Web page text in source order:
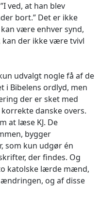
ved, at han blev
bort.” Det er ikke
være enhver synd,
kan der ikke være tvivl
udvalgt nogle få af de
i Bibelens ordlyd, men
der er sket med
danske overs.
at læse KJ. De
bygger
som kun udgør én
der findes. Og
katolske lærde mænd,
og af disse